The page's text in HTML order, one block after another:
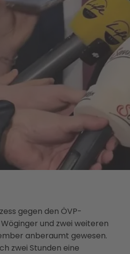
gegen den ÖVP-
und zwei weiteren
anberaumt gewesen.
zwei Stunden eine